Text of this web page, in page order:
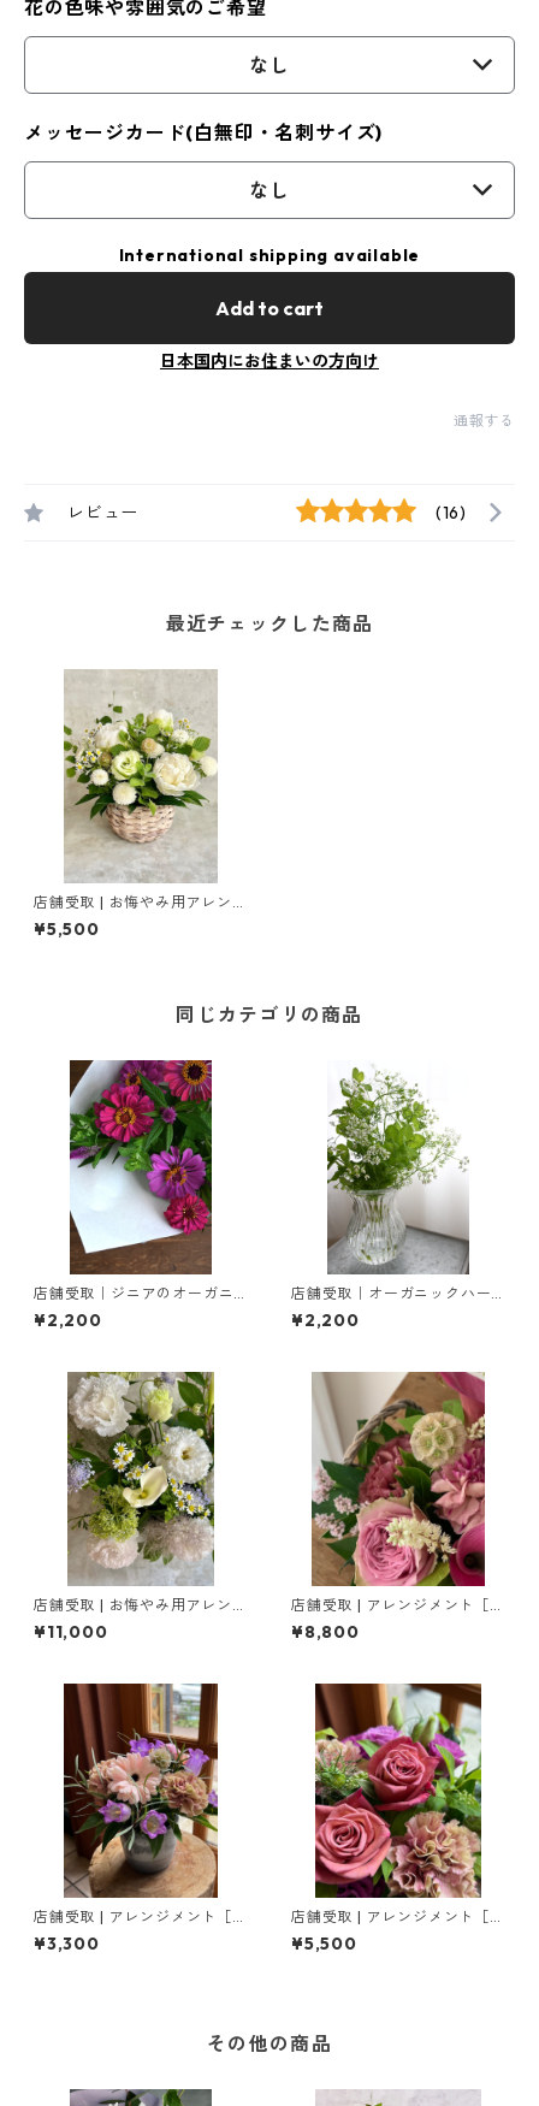
花の色味や雰囲気のご希望
なし
メッセージカード(白無印・名刺サイズ)
なし
International shipping available
Add to cart
日本国内にお住まいの方向け
通報する
レビュー (16)
最近チェックした商品
店舗受取 | お悔やみ用アレンジ
メント［ M ］
¥5,500
同じカテゴリの商品
店舗受取｜ジニアのオーガニ
ックブーケ
¥2,200
店舗受取｜オーガニックハー
ブのブーケ
¥2,200
店舗受取 | お悔やみ用アレンジ
メント［ L ］
¥11,000
店舗受取 | アレンジメント［ L
］
¥8,800
店舗受取 | アレンジメント［ S
］
¥3,300
店舗受取 | アレンジメント［
M ］
¥5,500
その他の商品